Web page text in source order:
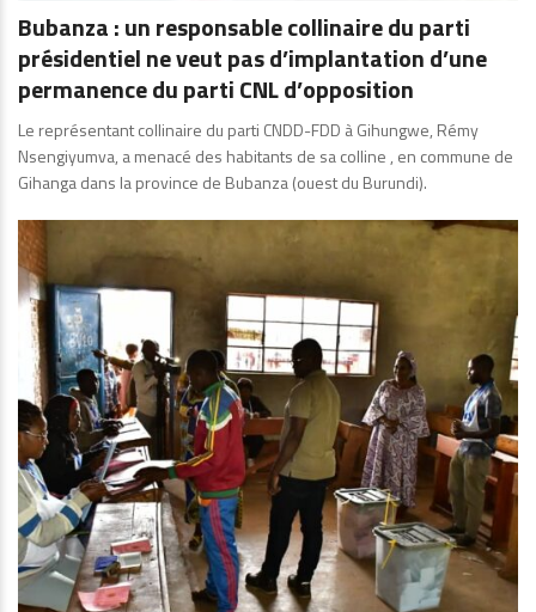
Bubanza : un responsable collinaire du parti
présidentiel ne veut pas d’implantation d’une
permanence du parti CNL d’opposition
Le représentant collinaire du parti CNDD-FDD à Gihungwe, Rémy
Nsengiyumva, a menacé des habitants de sa colline , en commune de
Gihanga dans la province de Bubanza (ouest du Burundi).